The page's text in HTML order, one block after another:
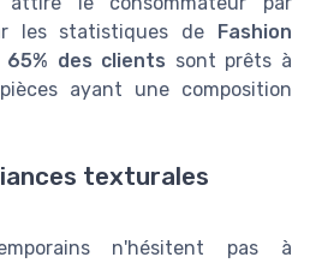
les statistiques de Fashion
65% des clients sont prêts à
ayant une composition
texturales
n'hésitent pas à